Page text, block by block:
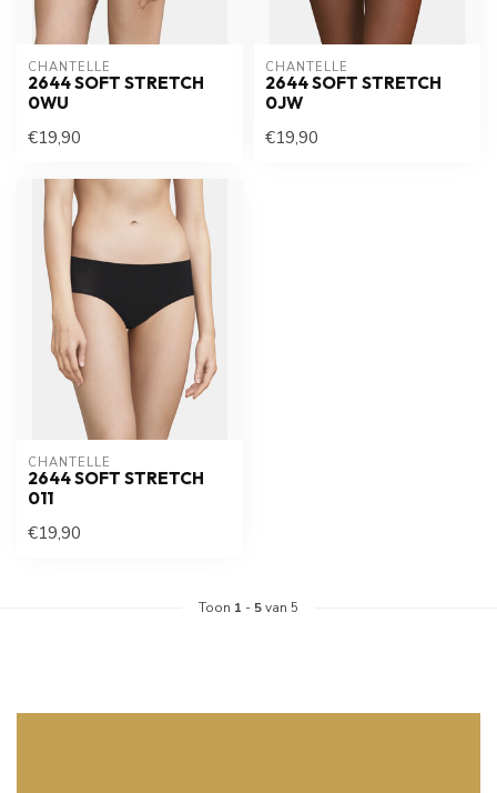
CHANTELLE
2644 SOFT STRETCH
0WU
€19,90
CHANTELLE
2644 SOFT STRETCH
0JW
€19,90
CHANTELLE
2644 SOFT STRETCH
011
€19,90
Toon 1 - 5van 5